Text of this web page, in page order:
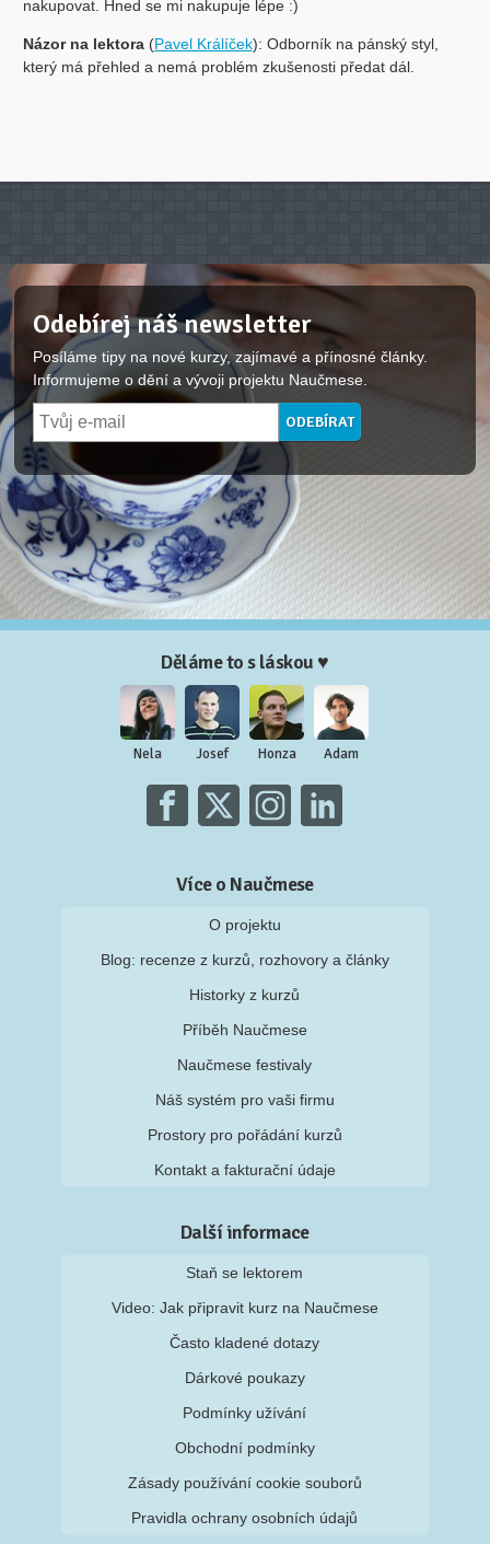
nakupovat. Hned se mi nakupuje lépe :)
Názor na lektora(Pavel Králíček): Odborník na pánský styl,
který má přehled a nemá problém zkušenosti předat dál.
Odebírej náš newsletter
Posíláme tipy na nové kurzy, zajímavé a přínosné články.
Informujeme o dění a vývoji projektu Naučmese.
Děláme to s láskou ♥
Nela Josef Honza Adam
Více o Naučmese
O projektu
Blog: recenze z kurzů, rozhovory a články
Historky z kurzů
Příběh Naučmese
Naučmese festivaly
Náš systém pro vaši firmu
Prostory pro pořádání kurzů
Kontakt a fakturační údaje
Další informace
Staň se lektorem
Video: Jak připravit kurz na Naučmese
Často kladené dotazy
Dárkové poukazy
Podmínky užívání
Obchodní podmínky
Zásady používání cookie souborů
Pravidla ochrany osobních údajů